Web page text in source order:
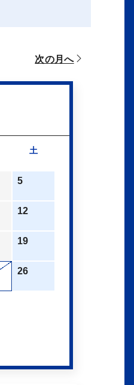
次の月へ
土
5
12
19
26